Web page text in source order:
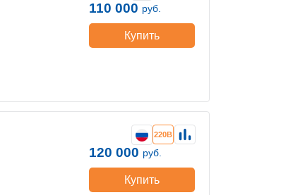
110 000 руб.
Купить
220В
120 000 руб.
Купить